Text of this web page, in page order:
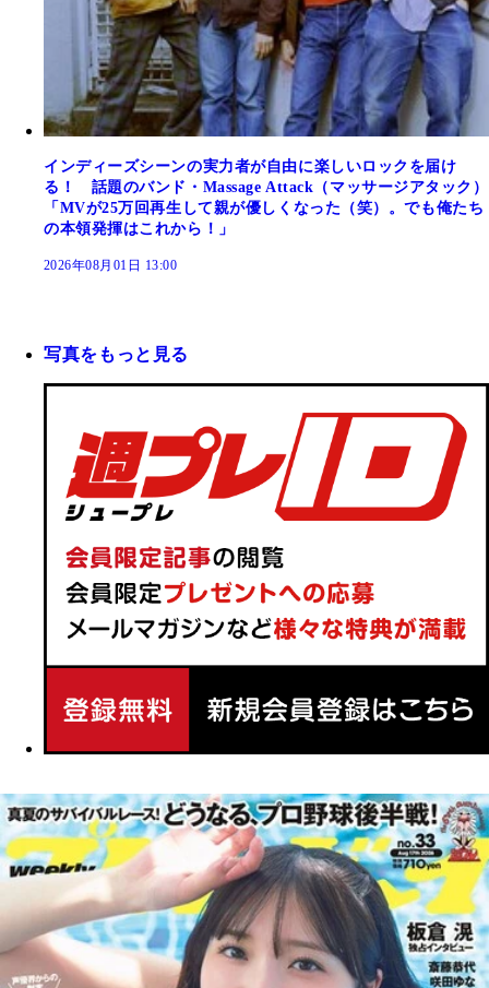
インディーズシーンの実力者が自由に楽しいロックを届け
る！ 話題のバンド・Massage Attack（マッサージアタック）
「MVが25万回再生して親が優しくなった（笑）。でも俺たち
の本領発揮はこれから！」
2026年08月01日 13:00
写真をもっと見る